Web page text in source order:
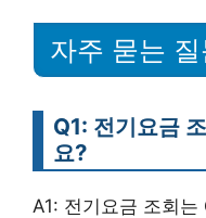
자주 묻는
Q1: 전기요금
요?
A1: 전기요금 조회